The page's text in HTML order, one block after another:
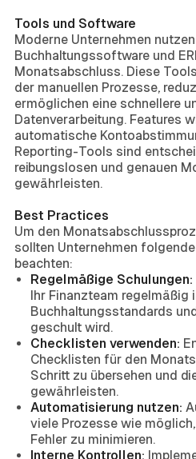
Tools und Software
Moderne Unternehmen
Buchhaltungssoftware und
Monatsabschluss. Diese
der manuellen Prozesse,
ermöglichen eine schnellere
Datenverarbeitung. Features
automatische
Reporting-Tools sind
reibungslosen und genauen
gewährleisten.
Best Practices
Um den
sollten Unternehmen
beachten:
Regelmäßige Schulungen:
Ihr Finanzteam regelmäßig
Buchhaltungsstandards
geschult wird.
Checklisten verwenden:
Checklisten für den
Schritt zu übersehen und
gewährleisten.
Automatisierung nutzen:
viele Prozesse wie
Fehler zu minimieren.
Interne Kontrollen: